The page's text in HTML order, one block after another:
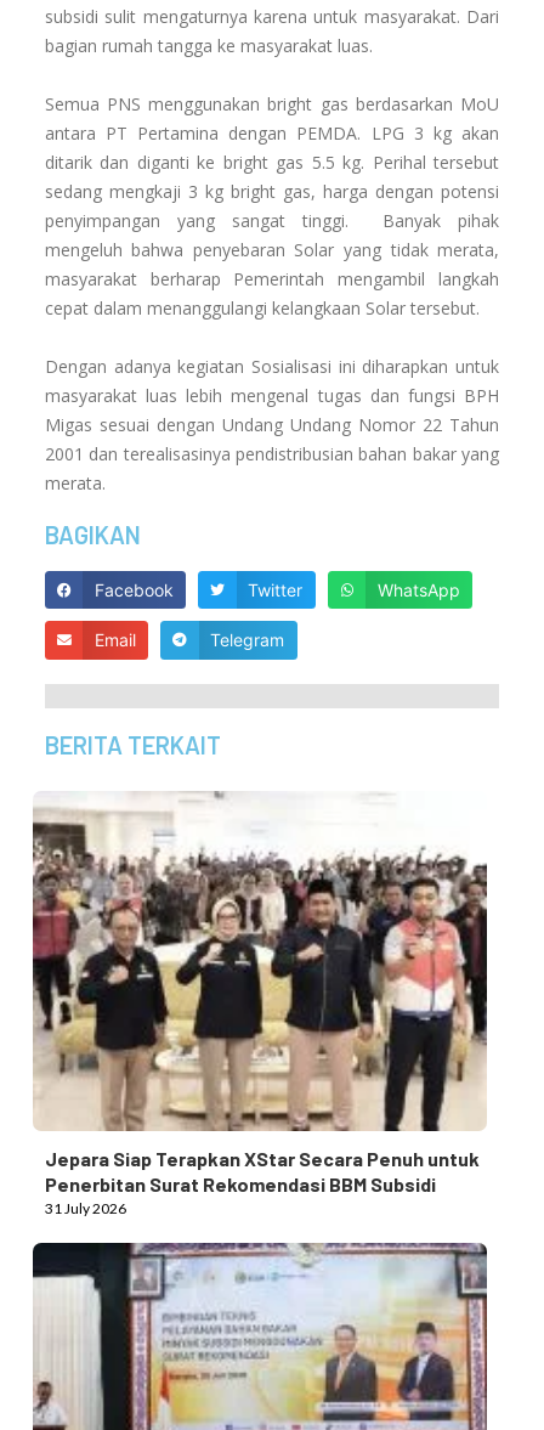
subsidi sulit mengaturnya karena untuk masyarakat. Dari
bagian rumah tangga ke masyarakat luas.
Semua PNS menggunakan bright gas berdasarkan MoU
antara PT Pertamina dengan PEMDA. LPG 3 kg akan
ditarik dan diganti ke bright gas 5.5 kg. Perihal tersebut
sedang mengkaji 3 kg bright gas, harga dengan potensi
penyimpangan yang sangat tinggi. Banyak pihak
mengeluh bahwa penyebaran Solar yang tidak merata,
masyarakat berharap Pemerintah mengambil langkah
cepat dalam menanggulangi kelangkaan Solar tersebut.
Dengan adanya kegiatan Sosialisasi ini diharapkan untuk
masyarakat luas lebih mengenal tugas dan fungsi BPH
Migas sesuai dengan Undang Undang Nomor 22 Tahun
2001 dan terealisasinya pendistribusian bahan bakar yang
merata.
BAGIKAN
Facebook Twitter WhatsApp
Email Telegram
BERITA TERKAIT
Jepara Siap Terapkan XStar Secara Penuh untuk
Penerbitan Surat Rekomendasi BBM Subsidi
31 July 2026